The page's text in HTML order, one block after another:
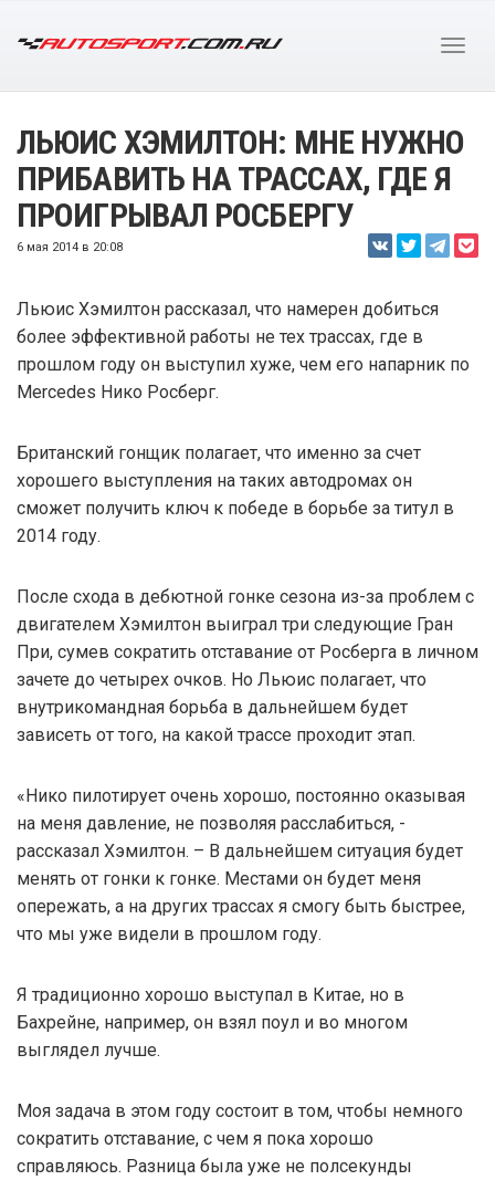
ЛЬЮИС ХЭМИЛТОН: МНЕ НУЖНО
ПРИБАВИТЬ НА ТРАССАХ, ГДЕ Я
ПРОИГРЫВАЛ РОСБЕРГУ
6 мая 2014 в 20:08
Льюис Хэмилтон рассказал, что намерен добиться
более эффективной работы не тех трассах, где в
прошлом году он выступил хуже, чем его напарник по
Mercedes Нико Росберг.
Британский гонщик полагает, что именно за счет
хорошего выступления на таких автодромах он
сможет получить ключ к победе в борьбе за титул в
2014 году.
После схода в дебютной гонке сезона из-за проблем с
двигателем Хэмилтон выиграл три следующие Гран
При, сумев сократить отставание от Росберга в личном
зачете до четырех очков. Но Льюис полагает, что
внутрикомандная борьба в дальнейшем будет
зависеть от того, на какой трассе проходит этап.
«Нико пилотирует очень хорошо, постоянно оказывая
на меня давление, не позволяя расслабиться, -
рассказал Хэмилтон. – В дальнейшем ситуация будет
менять от гонки к гонке. Местами он будет меня
опережать, а на других трассах я смогу быть быстрее,
что мы уже видели в прошлом году.
Я традиционно хорошо выступал в Китае, но в
Бахрейне, например, он взял поул и во многом
выглядел лучше.
Моя задача в этом году состоит в том, чтобы немного
сократить отставание, с чем я пока хорошо
справляюсь. Разница была уже не полсекунды